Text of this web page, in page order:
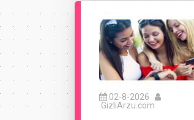
02-8-2026
GizliArzu.com